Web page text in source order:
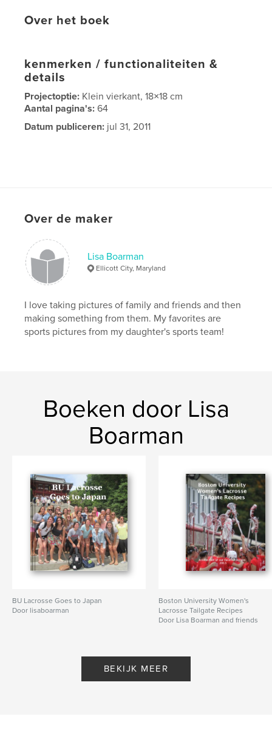
Over het boek
kenmerken / functionaliteiten &
details
Projectoptie: Klein vierkant, 18×18 cm
Aantal pagina's:64
Datum publiceren: jul 31, 2011
Over de maker
Lisa Boarman
Ellicott City, Maryland
I love taking pictures of family and friends and then
making something from them. My favorites are
sports pictures from my daughter's sports team!
Boeken door Lisa
Boarman
BU Lacrosse Goes to Japan
Door lisaboarman
Boston University Women's
Lacrosse Tailgate Recipes
Door Lisa Boarman and friends
BEKIJK MEER